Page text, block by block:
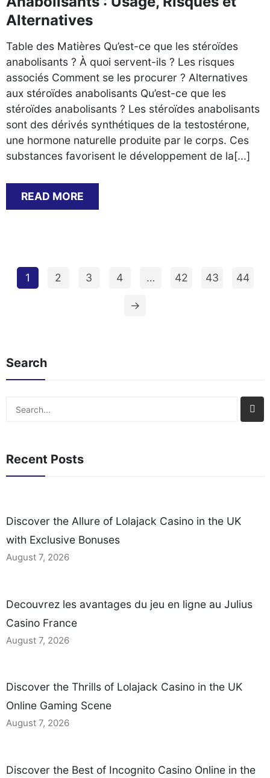
Alternatives
Table des Matières Qu’est-ce que les stéroïdes
anabolisants ? À quoi servent-ils ? Les risques
associés Comment se les procurer ? Alternatives
aux stéroïdes anabolisants Qu’est-ce que les
stéroïdes anabolisants ? Les stéroïdes anabolisants
sont des dérivés synthétiques de la testostérone,
une hormone naturelle produite par le corps. Ces
substances favorisent le développement de la[...]
READ MORE
1 2 3 4 … 42 43 44
→
Search
Search
Recent Posts
Discover the Allure of Lolajack Casino in the UK
with Exclusive Bonuses
August 7, 2026
Decouvrez les avantages du jeu en ligne au Julius
Casino France
August 7, 2026
Discover the Thrills of Lolajack Casino in the UK
Online Gaming Scene
August 7, 2026
Discover the Best of Incognito Casino Online in the